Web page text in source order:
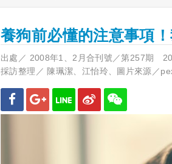
養狗前必懂的注意事項
出處／ 2008年1、2月合刊號／第257期
採訪整理／ 陳珮潔、江怡玲、圖片來源／